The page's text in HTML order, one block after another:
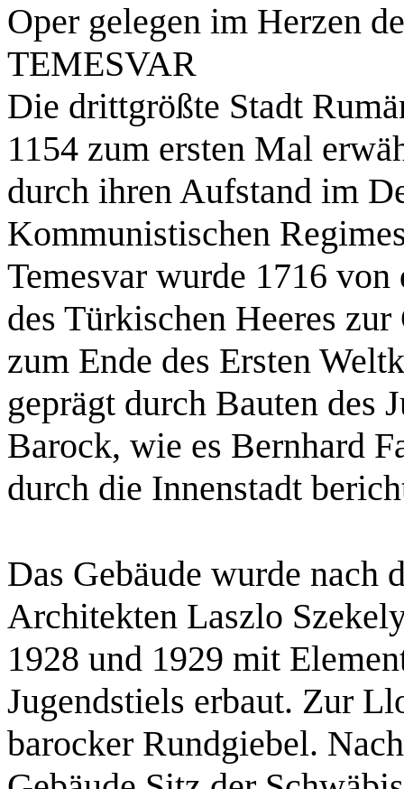
Oper gelegen im Herzen
TEMESVAR
Die drittgrößte Stadt
1154 zum ersten Mal
durch ihren Aufstand im
Kommunistischen
Temesvar wurde 1716
des Türkischen Heeres
zum Ende des Ersten
geprägt durch Bauten des
Barock, wie es Bernhard
durch die Innenstadt
Das Gebäude wurde nach
Architekten Laszlo
1928 und 1929 mit
Jugendstiels erbaut. Zur
barocker Rundgiebel.